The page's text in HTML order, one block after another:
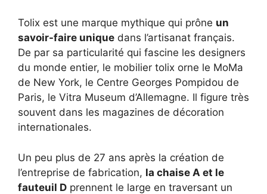
Tolix est une marque mythique qui prône un
savoir-faire unique dans l’artisanat français.
De par sa particularité qui fascine les designers
du monde entier, le mobilier tolix orne le MoMa
de New York, le Centre Georges Pompidou de
Paris, le Vitra Museum d’Allemagne. Il figure très
souvent dans les magazines de décoration
internationales.
Un peu plus de 27 ans après la création de
l’entreprise de fabrication, la chaise A et le
fauteuil D prennent le large en traversant un